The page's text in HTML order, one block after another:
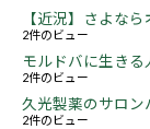
【近況】さよな
2件のビュー
モルドバに生きる
2件のビュー
久光製薬のサロン
2件のビュー